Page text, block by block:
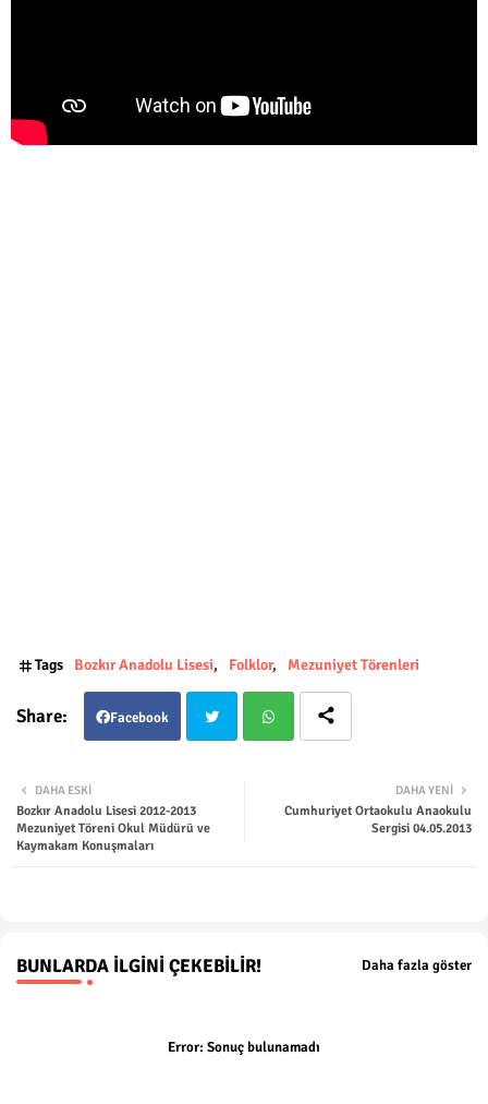
Tags Bozkır Anadolu Lisesi Folklor Mezuniyet Törenleri
Facebook
DAHA YENI
Cumhuriyet Ortaokulu Anaokulu
Sergisi 04.05.2013
DAHA ESKI
Bozkır Anadolu Lisesi 2012-2013
Mezuniyet Töreni Okul Müdürü ve
Kaymakam Konuşmaları
BUNLARDA İLGINI ÇEKEBILIR! Daha fazla göster
Error: Sonuç bulunamadı